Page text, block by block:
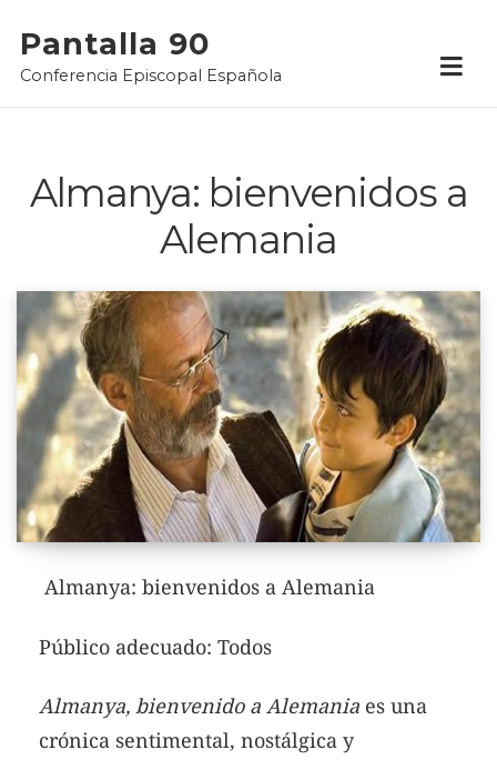
content
Pantalla 90
Conferencia Episcopal Española
Almanya: bienvenidos a
Alemania
Almanya: bienvenidos a Alemania
Público adecuado: Todos
Almanya, bienvenido a Alemania es una
crónica sentimental, nostálgica y